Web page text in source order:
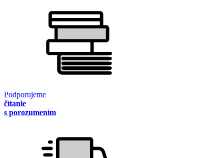
Podporujeme
čítanie
s porozumením